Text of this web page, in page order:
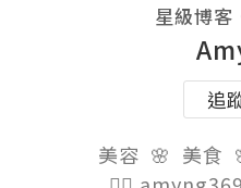
星級博客
追
美容  🌸  美食